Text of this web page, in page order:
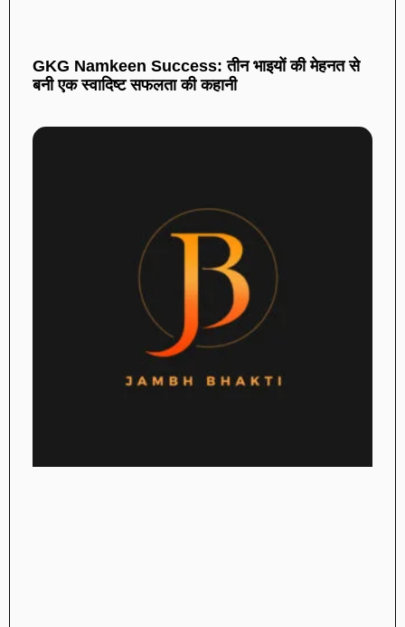
GKG Namkeen Success: तीन भाइयों की मेहनत से
बनी एक स्वादिष्ट सफलता की कहानी